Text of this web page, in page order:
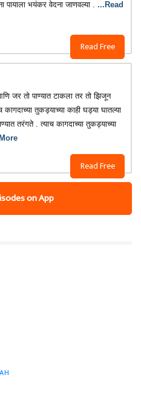
Read Free
पायाला भयंकर वेदना जाणवल्या . ...Read
Read Free
जर तो पाण्यात टाकला तर तो झिजून
तुकड्याच्या काही घड्या घातल्या
तरंगते . त्याच कागदाच्या तुकड्याच्या
on App